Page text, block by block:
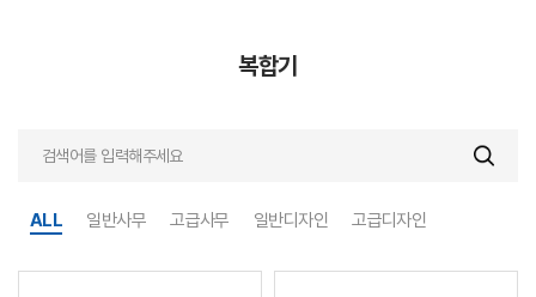
복합기
ALL 일반사무 고급사무 일반디자인 고급디자인